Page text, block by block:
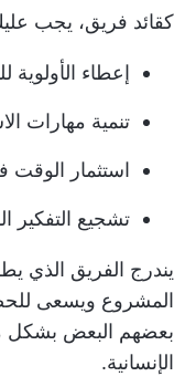
كقائد فريق، يجب
إعطاء الأولوية
تنمية مهارات
استثمار الوقت
تشجيع التفكير
يندرج الفريق
المشروع ويسعى
بعضهم البعض بشكل
الإنسانية.